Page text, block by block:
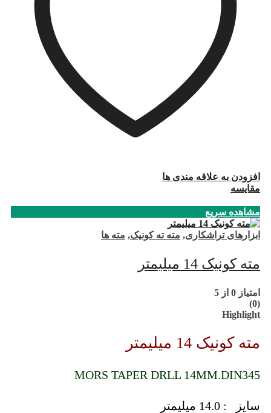
افزودن به علاقه مندی ها
مقایسه
مشاهده سریع
ابزارهای تراشکاری, مته ته کونیک, مته ها
مته کونیک 14 میلیمتر
امتیاز 0 از 5
(0)
Highlight
مته کونیک 14 میلیمتر
MORS TAPER DRLL 14MM.DIN345
سایز : 14.0 میلیمتر